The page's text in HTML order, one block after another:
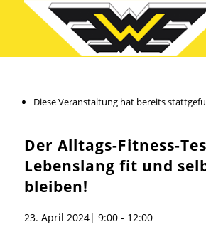
Diese Veranstaltung hat bereits
Der Alltags-Fitness-
Lebenslang fit und
bleiben!
23. April 2024| 9:00- 12:00